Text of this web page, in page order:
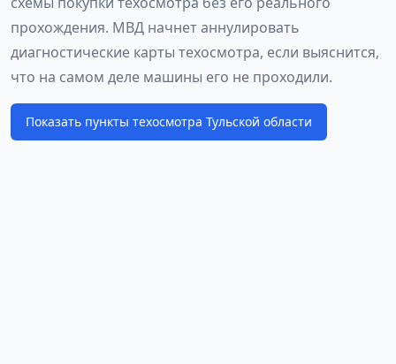
прохождения. МВД начнет аннулировать
диагностические карты техосмотра, если выяснится,
что на самом деле машины его не проходили.
Показать пункты техосмотра Тульской области